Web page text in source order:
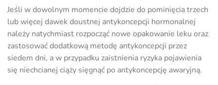
Jeśli w dowolnym momencie dojdzie do pominięcia trzech
lub więcej dawek doustnej antykoncepcji hormonalnej
należy natychmiast rozpocząć nowe opakowanie leku oraz
zastosować dodatkową metodę antykoncepcji przez
siedem dni, a w przypadku zaistnienia ryzyka pojawienia
się niechcianej ciąży sięgnąć po antykoncepcję awaryjną.